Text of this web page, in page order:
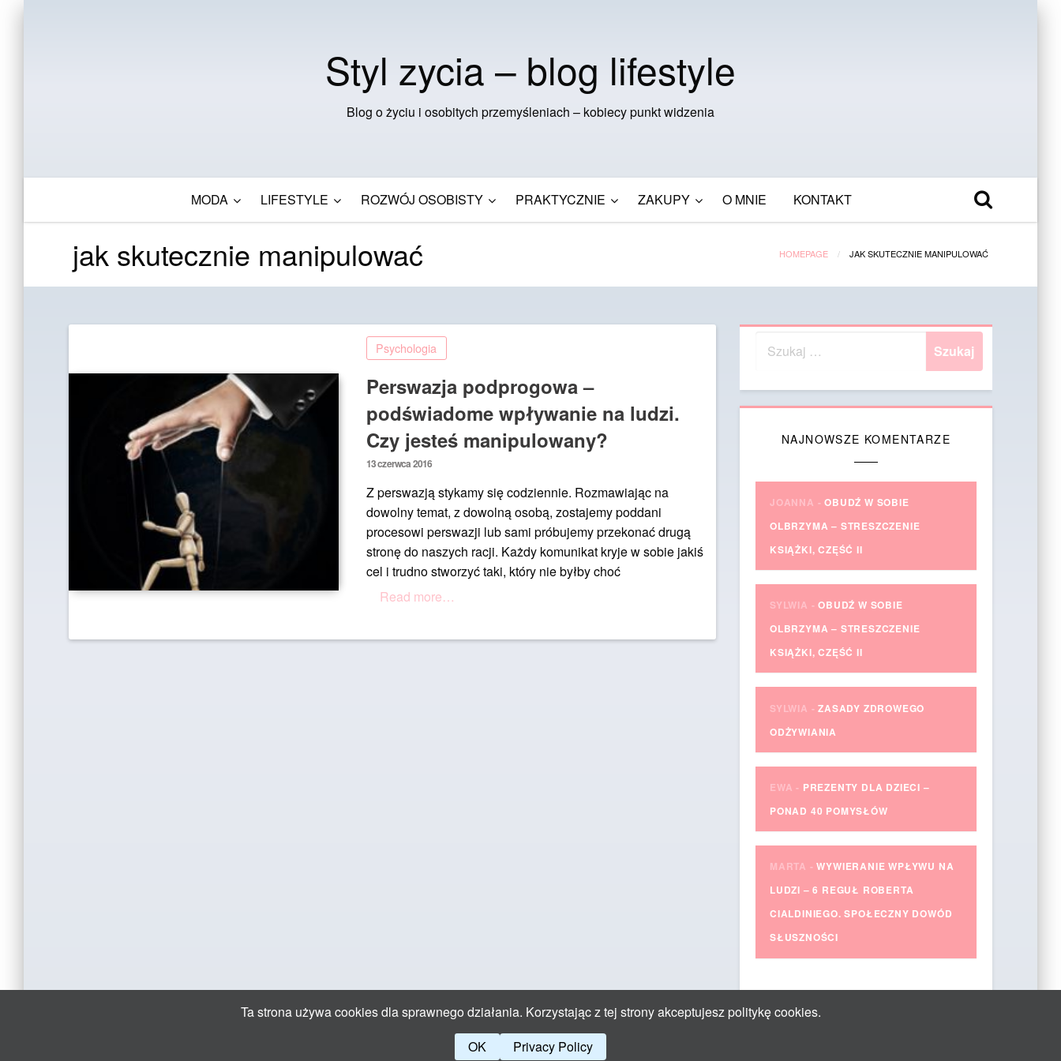
Styl zycia – blog lifestyle
Blog o życiu i osobitych przemyśleniach – kobiecy punkt widzenia
MODA LIFESTYLE ROZWÓJ OSOBISTY PRAKTYCZNIE ZAKUPY O MNIE KONTAKT
jak skutecznie manipulować HOMEPAGE JAK SKUTECZNIE MANIPULOWAĆ
Psychologia
Perswazja podprogowa –
podświadome wpływanie na ludzi.
Czy jesteś manipulowany?
Posted
13 czerwca 2016
Z perswazją stykamy się codziennie. Rozmawiając na
dowolny temat, z dowolną osobą, zostajemy poddani
procesowi perswazji lub sami próbujemy przekonać drugą
stronę do naszych racji. Każdy komunikat kryje w sobie jakiś
cel i trudno stworzyć taki, który nie byłby choć
Read more…
NAJNOWSZE KOMENTARZE
JOANNA -OBUDŹ W SOBIE
OLBRZYMA – STRESZCZENIE
KSIĄŻKI, CZĘŚĆ II
SYLWIA -OBUDŹ W SOBIE
OLBRZYMA – STRESZCZENIE
KSIĄŻKI, CZĘŚĆ II
SYLWIA -ZASADY ZDROWEGO
ODŻYWIANIA
EWA - PREZENTY DLA DZIECI –
PONAD 40 POMYSŁÓW
MARTA -WYWIERANIE WPŁYWU NA
LUDZI – 6 REGUŁ ROBERTA
CIALDINIEGO. SPOŁECZNY DOWÓD
SŁUSZNOŚCI
Ta strona używa cookies dla sprawnego działania. Korzystając z tej strony akceptujesz politykę cookies.
OK
Privacy Policy